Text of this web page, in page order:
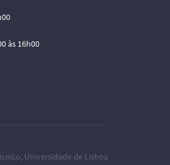
às 16h00
, Universidade de Lisboa